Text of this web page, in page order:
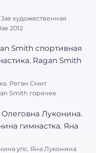
художественная
2012
Реган Смит
Smith горячее
упс. Яна Луконина